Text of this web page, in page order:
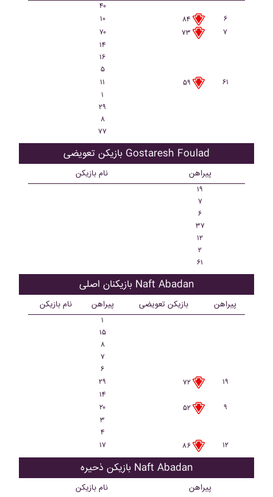
۴۰
۱۰
۸۴
۶
۷۰
۷۳
۷
۱۴
۱۶
۵
۱۱
۵۹
۶۱
۱
۲۹
۸
۷۷
بازیکن تعویضی Gostaresh Foulad
نام بازیکن پیراهن
۱۹
۷
۶
۳۷
۱۲
۲
۶۱
بازیکنان اصلی Naft Abadan
نام بازیکن پیراهن بازیکن تعویضی پیراهن
۱
۱۵
۸
۷
۶
۲۹
۷۲
۱۹
۱۴
۲۰
۵۲
۹
۳
۴
۱۷
۸۶ ۱۲
بازیکن ذحیره Naft Abadan
نام بازیکن پیراهن